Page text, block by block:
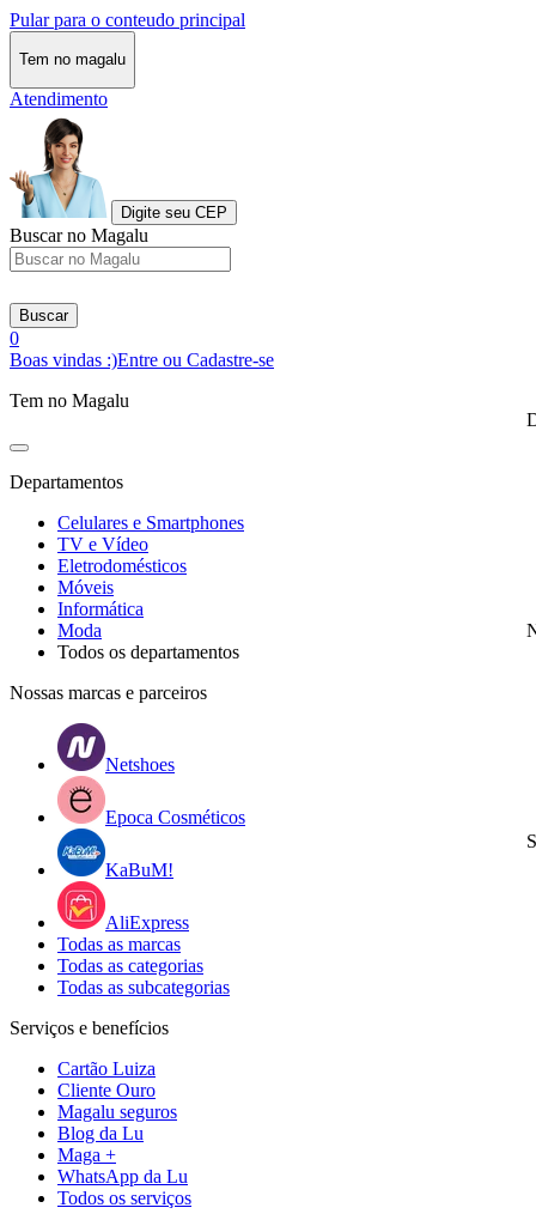
Pular para o conteudo principal
Tem no magalu
Atendimento
Digite seu CEP
Buscar no Magalu
Buscar
0
Boas vindas :)Entre ou Cadastre-se
Tem no Magalu
Departamentos
Celulares e Smartphones
TV e Vídeo
Eletrodomésticos
Móveis
Informática
Moda
Todos os departamentos
Nossas marcas e parceiros
Netshoes
Epoca Cosméticos
KaBuM!
AliExpress
Todas as marcas
Todas as categorias
Todas as subcategorias
Serviços e benefícios
Cartão Luiza
Cliente Ouro
Magalu seguros
Blog da Lu
Maga +
WhatsApp da Lu
Todos os serviços